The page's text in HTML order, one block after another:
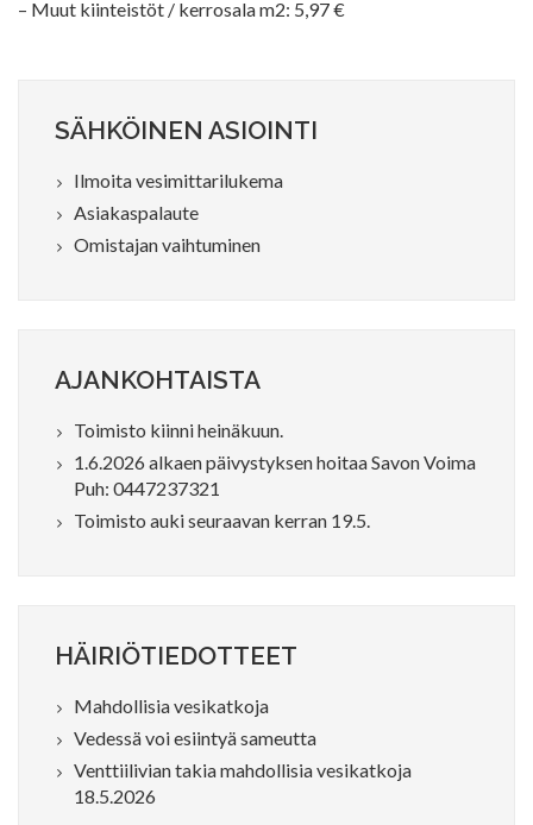
– Muut kiinteistöt / kerrosala m2: 5,97 €
SÄHKÖINEN ASIOINTI
Ilmoita vesimittarilukema
Asiakaspalaute
Omistajan vaihtuminen
AJANKOHTAISTA
Toimisto kiinni heinäkuun.
1.6.2026 alkaen päivystyksen hoitaa Savon Voima
Puh: 0447237321
Toimisto auki seuraavan kerran 19.5.
HÄIRIÖTIEDOTTEET
Mahdollisia vesikatkoja
Vedessä voi esiintyä sameutta
Venttiilivian takia mahdollisia vesikatkoja
18.5.2026